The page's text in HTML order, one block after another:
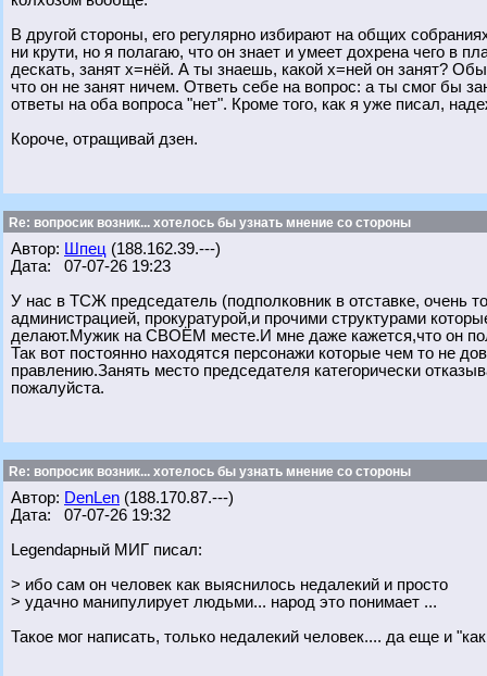
В другой стороны, его регулярно избирают на общих
ни крути, но я полагаю, что он знает и умеет дохрена чего в
дескать, занят х=нёй. А ты знаешь, какой х=ней он занят?
что он не занят ничем. Ответь себе на вопрос: а ты смог бы
ответы на оба вопроса "нет". Кроме того, как я уже писал,
Короче, отращивай дзен.
Re: вопросик возник... хотелось бы узнать мнение со стороны
Автор: Шпец (188.162.39.---)
Дата: 07-07-26 19:23
У нас в ТСЖ председатель (подполковник в отставке, очень
администрацией, прокуратурой,и прочими структурами
делают.Мужик на СВОЁМ месте.И мне даже кажется,что он
Так вот постоянно находятся персонажи которые чем то не
правлению.Занять место председателя категорически
пожалуйста.
Re: вопросик возник... хотелось бы узнать мнение со стороны
Автор: DenLen (188.170.87.---)
Дата: 07-07-26 19:32
Legendарный МИГ писал:
> ибо сам он человек как выяснилось недалекий и просто
> удачно манипулирует людьми... народ это понимает ...
Такое мог написать, только недалекий человек.... да еще и